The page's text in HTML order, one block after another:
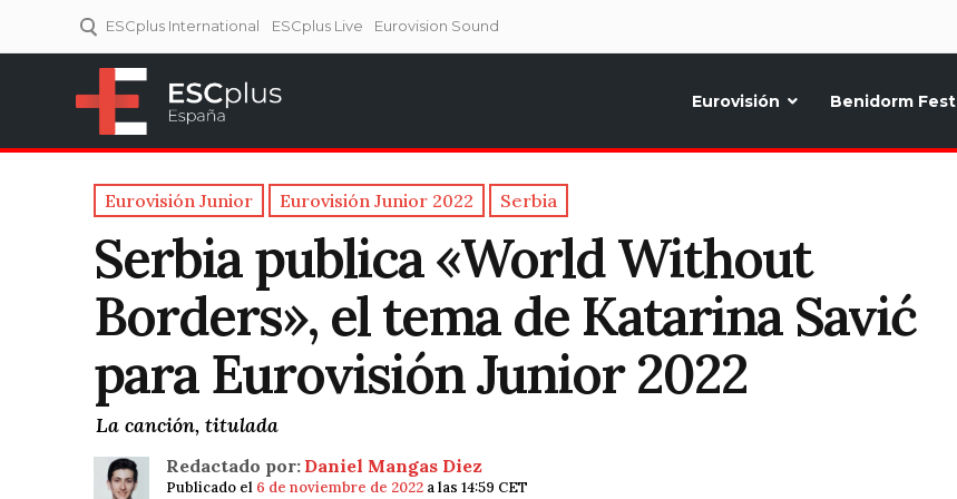
ESCplus International ESCplus Live Eurovision Sound
Eurovisión Benidorm Fest
Eurovisión Junior Eurovisión Junior 2022 Serbia
Serbia publica «World Without
Borders», el tema de Katarina Savić
para Eurovisión Junior 2022
La canción, titulada
Redactado por: Daniel Mangas Diez
Publicado el 6 de noviembre de 2022 a las 14:59 CET